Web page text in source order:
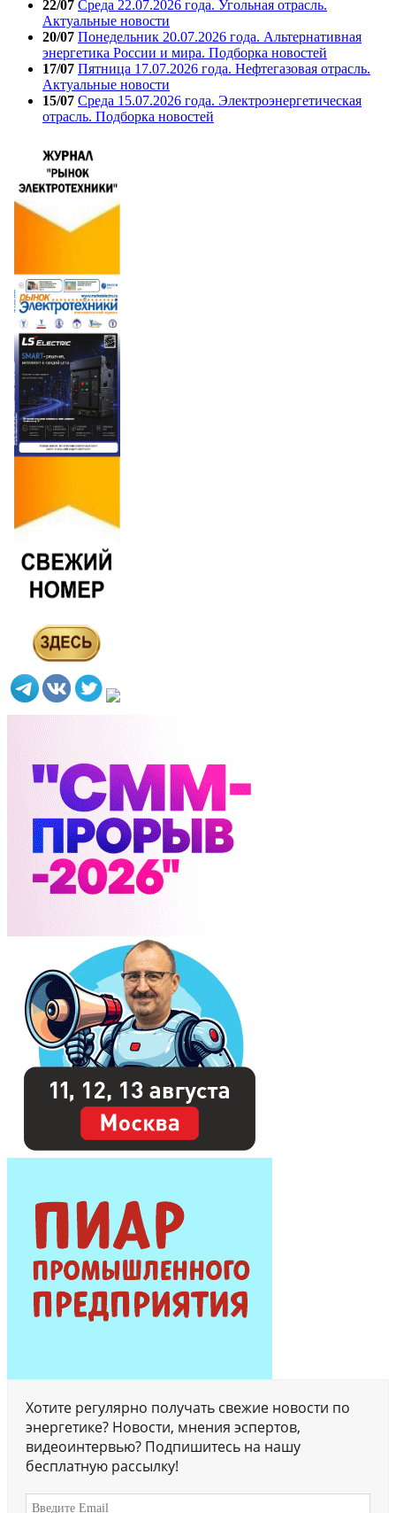
22/07 Среда 22.07.2026 года. Угольная отрасль.
Актуальные новости
20/07 Понедельник 20.07.2026 года. Альтернативная
энергетика России и мира. Подборка новостей
17/07 Пятница 17.07.2026 года. Нефтегазовая отрасль.
Актуальные новости
15/07 Среда 15.07.2026 года. Электроэнергетическая
отрасль. Подборка новостей
Хотите регулярно получать свежие новости по
энергетике? Новости, мнения эспертов,
видеоинтервью? Подпишитесь на нашу
бесплатную рассылку!